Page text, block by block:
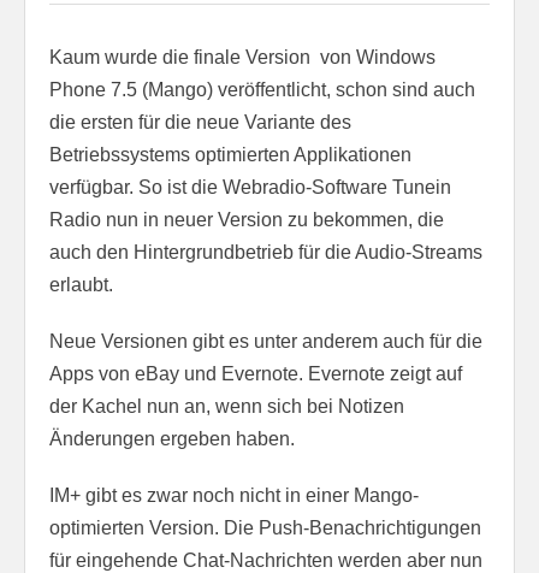
Kaum wurde die finale Version von Windows
Phone 7.5 (Mango) veröffentlicht, schon sind auch
die ersten für die neue Variante des
Betriebssystems optimierten Applikationen
verfügbar. So ist die Webradio-Software Tunein
Radio nun in neuer Version zu bekommen, die
auch den Hintergrundbetrieb für die Audio-Streams
erlaubt.
Neue Versionen gibt es unter anderem auch für die
Apps von eBay und Evernote. Evernote zeigt auf
der Kachel nun an, wenn sich bei Notizen
Änderungen ergeben haben.
IM+ gibt es zwar noch nicht in einer Mango-
optimierten Version. Die Push-Benachrichtigungen
für eingehende Chat-Nachrichten werden aber nun